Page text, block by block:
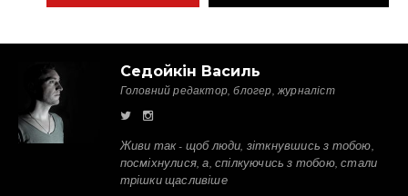
Седойкін Василь
Головний редактор, блогер, журналіст
Живи так - щоб люди, зіткнувшись з тобою,
посміхнулися, а, спілкуючись з тобою, стали
трішки щасливіше